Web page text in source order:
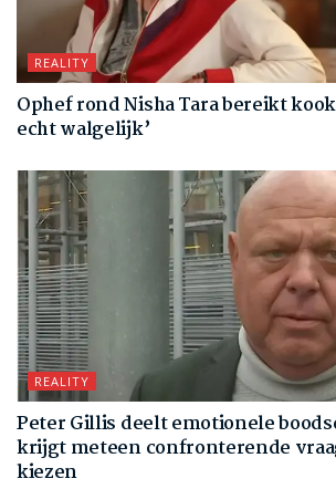
REALITY
Ophef rond Nisha Tara bereikt
echt walgelijk’
REALITY
Peter Gillis deelt emotionele
krijgt meteen confronterende
kiezen